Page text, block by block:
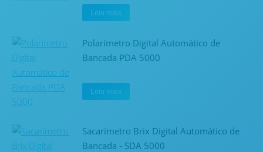
Leia mais
Polarímetro Digital Automático de
Bancada PDA 5000
Leia mais
Sacarímetro Brix Digital Automático de
Bancada - SDA 5000